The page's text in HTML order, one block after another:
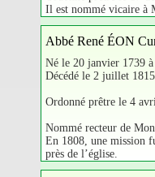
Il est nommé vicaire à
Abbé René ÉON
Né le 20 janvier 1739
Décédé le 2 juillet
Ordonné prêtre le 4
Nommé recteur de
En 1808, une mission
près de l’église.